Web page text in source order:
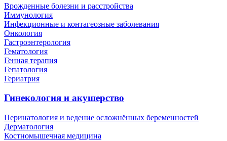
Врожденные болезни и расстройства
Иммунология
Инфекционные и контагеозные заболевания
Онкология
Гастроэнтерология
Гематология
Генная терапия
Гепатология
Гериатрия
Гинекология и акушерство
Перинатология и ведение осложнённых беременностей
Дерматология
Костномышечная медицина